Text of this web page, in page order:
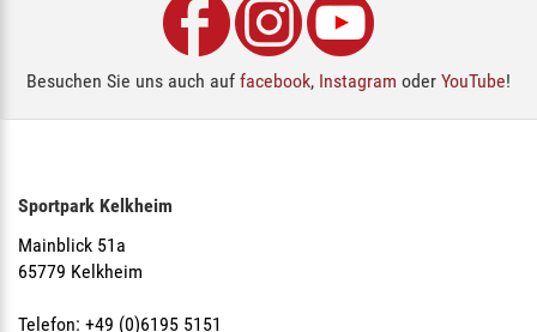
Besuchen Sie uns auch auf facebook, Instagram oder YouTube!
Sportpark Kelkheim
Mainblick 51a
65779 Kelkheim
Telefon: +49 (0)6195 5151